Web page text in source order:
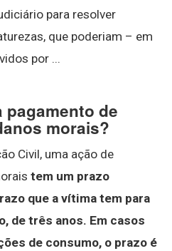
para resolver
que poderiam – em
por ...
pagamento de
morais?
Civil, uma ação de
tem um prazo
que a vítima tem para
de três anos. Em casos
de consumo, o prazo é